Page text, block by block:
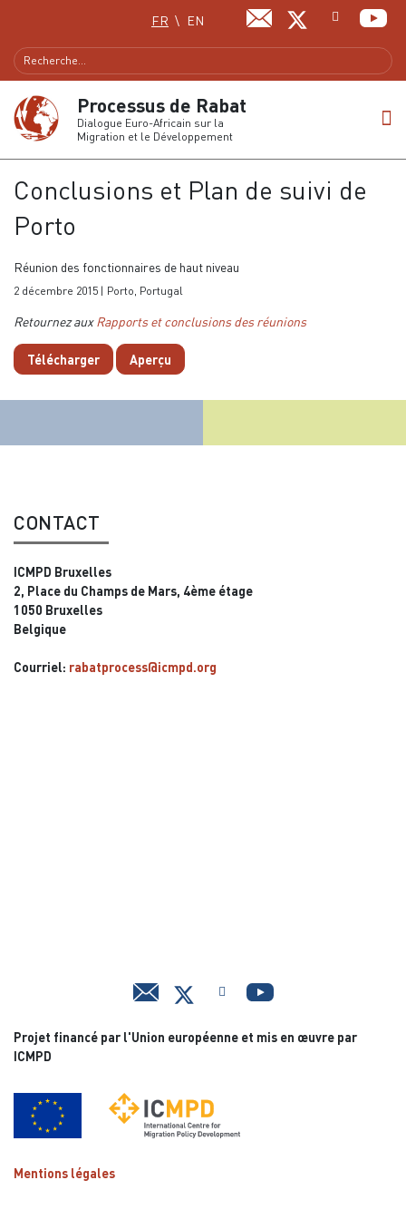
Sélectionnez votre langue
FR EN
Processus de Rabat
Dialogue Euro-Africain sur la
Migration et le Développement
Conclusions et Plan de suivi de
Porto
Réunion des fonctionnaires de haut niveau
2 décembre 2015 | Porto, Portugal
Retournez auxRapports et conclusions des réunions
Télécharger Aperçu
CONTACT
ICMPD Bruxelles
2, Place du Champs de Mars, 4ème étage
1050 Bruxelles
Belgique
Courriel: rabatprocess@icmpd.org
Projet financé par l'Union européenne et mis en œuvre par
ICMPD
Mentions légales